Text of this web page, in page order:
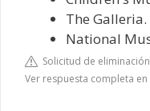
The Galleria.
National
Solicitud de eliminación
Ver respuesta completa